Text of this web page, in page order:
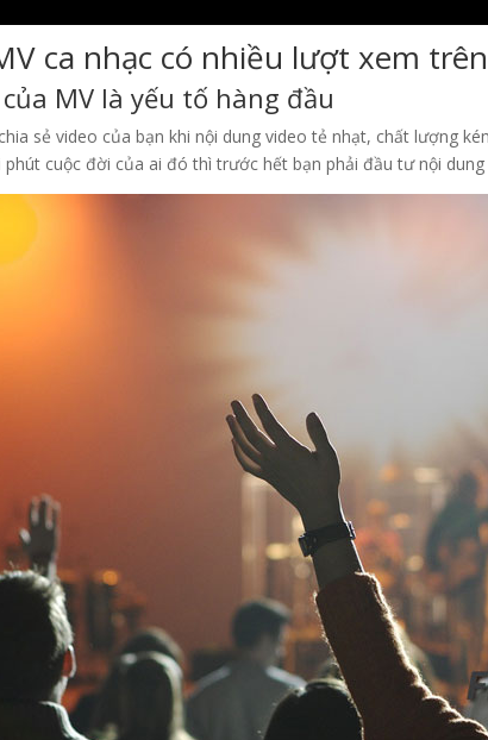
ca nhạc có nhiều lượt xem
MV là yếu tố hàng đầu
sẻ video của bạn khi nội dung video tẻ nhạt, chất lượng
cuộc đời của ai đó thì trước hết bạn phải đầu tư nội dung